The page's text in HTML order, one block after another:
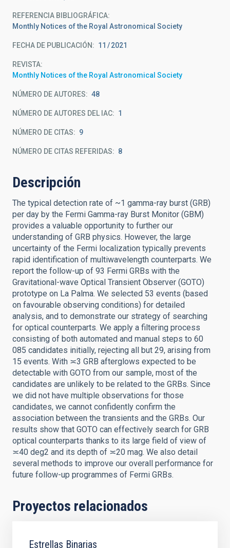
REFERENCIA BIBLIOGRÁFICA
Monthly Notices of the Royal Astronomical Society
FECHA DE PUBLICACIÓN: 11 2021
REVISTA
Monthly Notices of the Royal Astronomical Society
NÚMERO DE AUTORES 48
NÚMERO DE AUTORES DEL IAC 1
NÚMERO DE CITAS 9
NÚMERO DE CITAS REFERIDAS 8
Descripción
The typical detection rate of ~1 gamma-ray burst (GRB)
per day by the Fermi Gamma-ray Burst Monitor (GBM)
provides a valuable opportunity to further our
understanding of GRB physics. However, the large
uncertainty of the Fermi localization typically prevents
rapid identification of multiwavelength counterparts. We
report the follow-up of 93 Fermi GRBs with the
Gravitational-wave Optical Transient Observer (GOTO)
prototype on La Palma. We selected 53 events (based
on favourable observing conditions) for detailed
analysis, and to demonstrate our strategy of searching
for optical counterparts. We apply a filtering process
consisting of both automated and manual steps to 60
085 candidates initially, rejecting all but 29, arising from
15 events. With ≍3 GRB afterglows expected to be
detectable with GOTO from our sample, most of the
candidates are unlikely to be related to the GRBs. Since
we did not have multiple observations for those
candidates, we cannot confidently confirm the
association between the transients and the GRBs. Our
results show that GOTO can effectively search for GRB
optical counterparts thanks to its large field of view of
≍40 deg2 and its depth of ≍20 mag. We also detail
several methods to improve our overall performance for
future follow-up programmes of Fermi GRBs.
Proyectos relacionados
Estrellas Binarias